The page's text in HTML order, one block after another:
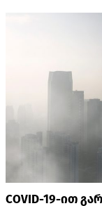
COVID-19-ით